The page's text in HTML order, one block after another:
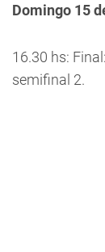
Domingo 15
16.30 hs:
semifinal 2.